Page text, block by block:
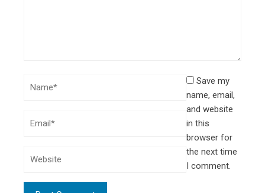
Save my
name, email,
and website
in this
browser for
the next time
I comment.